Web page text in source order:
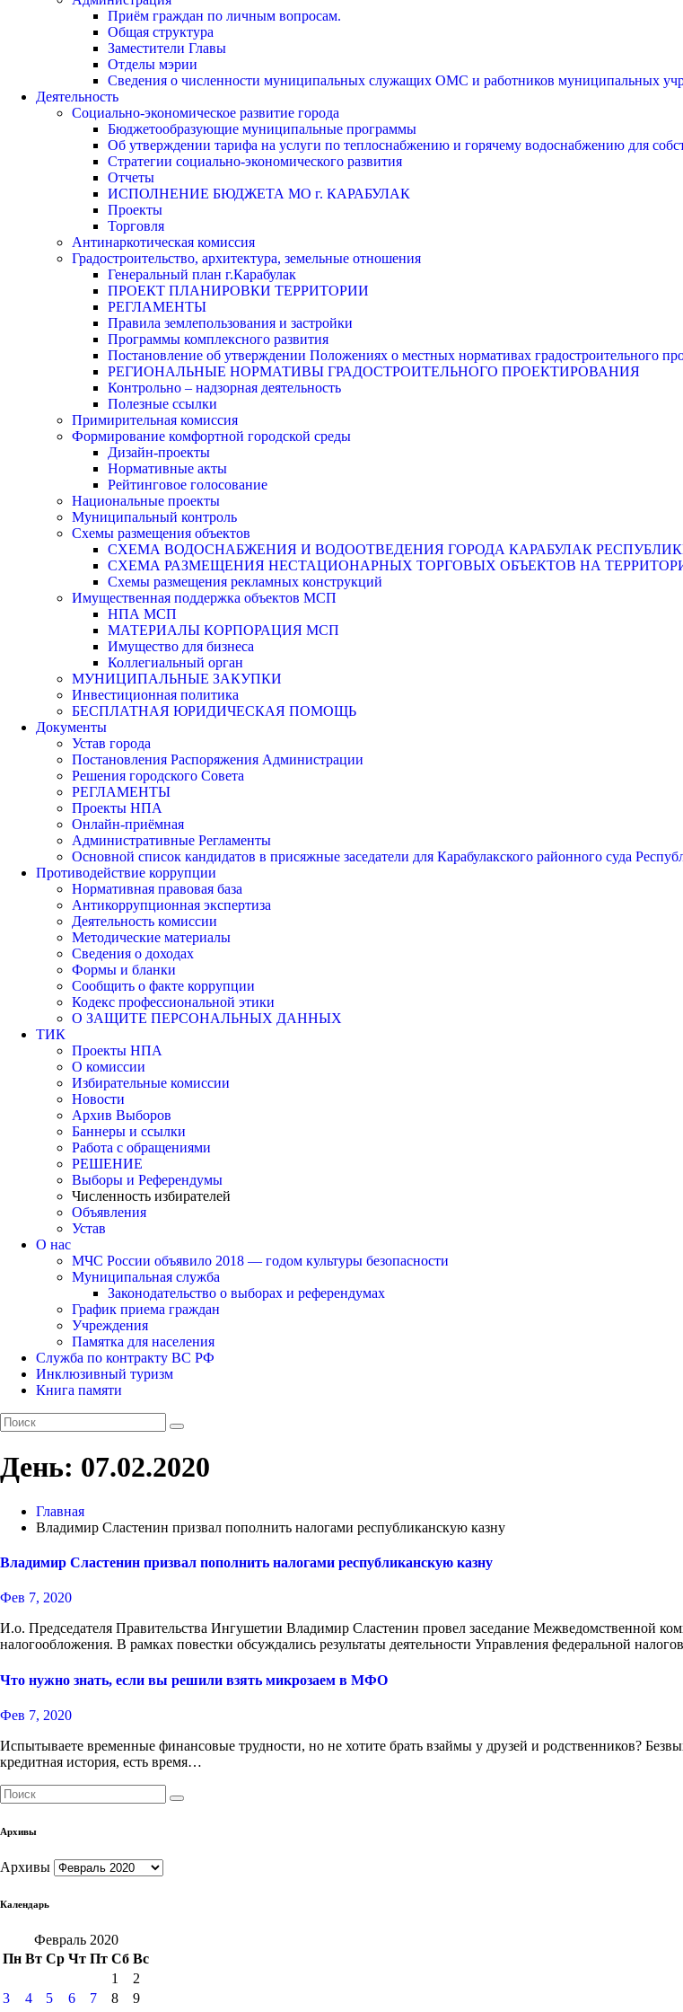
Приём граждан по личным вопросам.
Общая структура
Заместители Главы
Отделы мэрии
Сведения о численности муниципальных служащих ОМС и работников муниципальных
Деятельность
Социально-экономическое развитие города
Бюджетообразующие муниципальные программы
Об утверждении тарифа на услуги по теплоснабжению и горячему водоснабжению для
Стратегии социально-экономического развития
Отчеты
ИСПОЛНЕНИЕ БЮДЖЕТА МО г. КАРАБУЛАК
Проекты
Торговля
Антинаркотическая комиссия
Градостроительство, архитектура, земельные отношения
Генеральный план г.Карабулак
ПРОЕКТ ПЛАНИРОВКИ ТЕРРИТОРИИ
РЕГЛАМЕНТЫ
Правила землепользования и застройки
Программы комплексного развития
Постановление об утверждении Положениях о местных нормативах градостроительного
РЕГИОНАЛЬНЫЕ НОРМАТИВЫ ГРАДОСТРОИТЕЛЬНОГО ПРОЕКТИРОВАНИЯ
Контрольно – надзорная деятельность
Полезные ссылки
Примирительная комиссия
Формирование комфортной городской среды
Дизайн-проекты
Нормативные акты
Рейтинговое голосование
Национальные проекты
Муниципальный контроль
Схемы размещения объектов
СХЕМА ВОДОСНАБЖЕНИЯ И ВОДООТВЕДЕНИЯ ГОРОДА КАРАБУЛАК
СХЕМА РАЗМЕЩЕНИЯ НЕСТАЦИОНАРНЫХ ТОРГОВЫХ ОБЪЕКТОВ НА
Схемы размещения рекламных конструкций
Имущественная поддержка объектов МСП
НПА МСП
МАТЕРИАЛЫ КОРПОРАЦИЯ МСП
Имущество для бизнеса
Коллегиальный орган
МУНИЦИПАЛЬНЫЕ ЗАКУПКИ
Инвестиционная политика
БЕСПЛАТНАЯ ЮРИДИЧЕСКАЯ ПОМОЩЬ
Документы
Устав города
Постановления Распоряжения Администрации
Решения городского Совета
РЕГЛАМЕНТЫ
Проекты НПА
Онлайн-приёмная
Административные Регламенты
Основной список кандидатов в присяжные заседатели для Карабулакского районного суда
Противодействие коррупции
Нормативная правовая база
Антикоррупционная экспертиза
Деятельность комиссии
Методические материалы
Сведения о доходах
Формы и бланки
Сообщить о факте коррупции
Кодекс профессиональной этики
О ЗАЩИТЕ ПЕРСОНАЛЬНЫХ ДАННЫХ
ТИК
Проекты НПА
О комиссии
Избирательные комиссии
Новости
Архив Выборов
Баннеры и ссылки
Работа с обращениями
РЕШЕНИЕ
Выборы и Референдумы
Численность избирателей
Объявления
Устав
О нас
МЧС России объявило 2018 — годом культуры безопасности
Муниципальная служба
Законодательство о выборах и референдумах
График приема граждан
Учреждения
Памятка для населения
Служба по контракту ВС РФ
Инклюзивный туризм
Книга памяти
День: 07.02.2020
Главная
Владимир Сластенин призвал пополнить налогами республиканскую казну
Владимир Сластенин призвал пополнить налогами республиканскую казну
Фев 7, 2020
И.о. Председателя Правительства Ингушетии Владимир Сластенин провел заседание Межведомственной
налогообложения. В рамках повестки обсуждались результаты деятельности Управления федеральной
Что нужно знать, если вы решили взять микрозаем в МФО
Фев 7, 2020
Испытываете временные финансовые трудности, но не хотите брать взаймы у друзей и родственников?
кредитная история, есть время…
Архивы
Архивы
Календарь
Февраль 2020
Пн Вт Ср Чт Пт Сб Вс
1
2
3
4 5 6 7 8
9